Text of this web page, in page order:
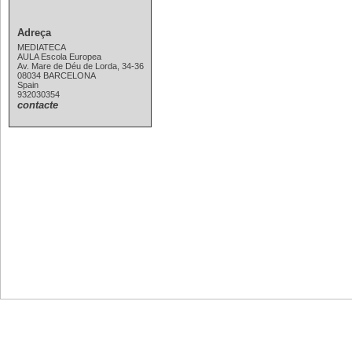
Adreça
MEDIATECA
AULA Escola Europea
Av. Mare de Déu de Lorda, 34-36
08034 BARCELONA
Spain
932030354
contacte